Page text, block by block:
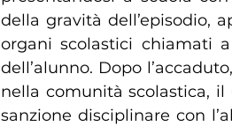
della gravità dell’episodio,
organi scolastici chiamati
dell’alunno. Dopo
nella comunità scolastica, il
sanzione disciplinare con